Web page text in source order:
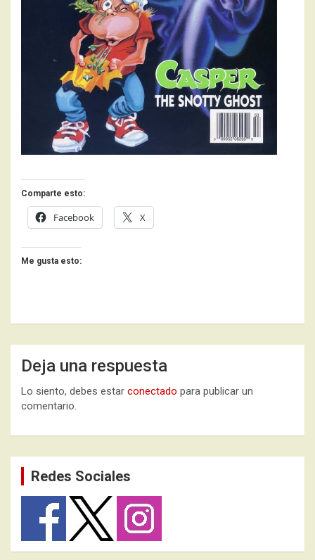
Comparte esto:
Facebook X
Me gusta esto:
Deja una respuesta
Lo siento, debes estar conectado para publicar un
comentario.
Redes Sociales